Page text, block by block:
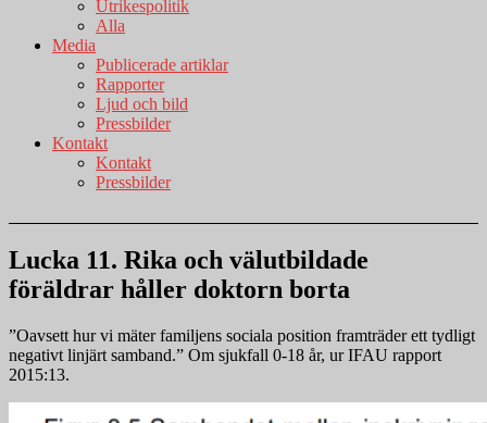
Utrikespolitik
Alla
Media
Publicerade artiklar
Rapporter
Ljud och bild
Pressbilder
Kontakt
Kontakt
Pressbilder
Lucka 11. Rika och välutbildade
föräldrar håller doktorn borta
”Oavsett hur vi mäter familjens sociala position framträder ett tydligt
negativt linjärt samband.” Om sjukfall 0-18 år, ur IFAU rapport
2015:13.